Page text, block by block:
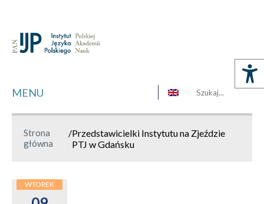
MENU
Strona
główna
/Przedstawicielki Instytutu na Zjeździe
PTJ w Gdańsku
WTOREK